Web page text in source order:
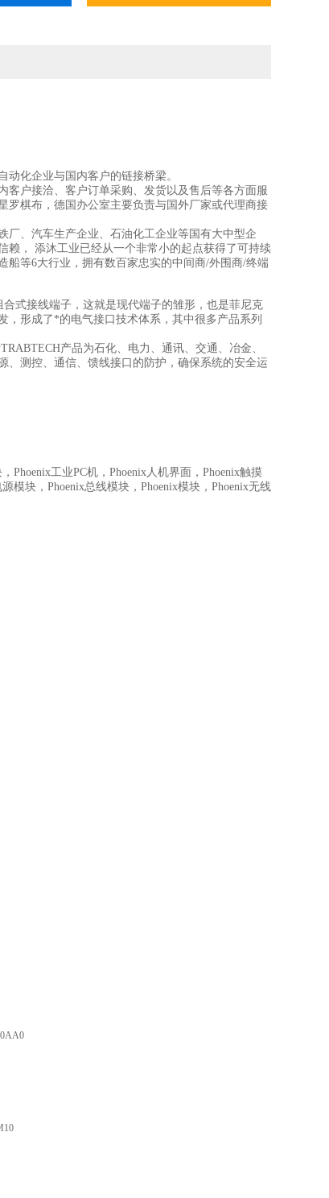
化企业与国内客户的链接桥梁。
客户接洽、客户订单采购、发货以及售后等各方面服
罗棋布，德国办公室主要负责与国外厂家或代理商接
厂、汽车生产企业、石油化工企业等国有大中型企
赖， 添沐工业已经从一个非常小的起点获得了可持续
船等6大行业，拥有数百家忠实的中间商/外围商/终端
合式接线端子，这就是现代端子的雏形，也是菲尼克
，形成了*的电气接口技术体系，其中很多产品系列
产品为石化、电力、通讯、交通、冶金、
、测控、通信、馈线接口的防护，确保系统的安全运
Phoenix工业PC机，Phoenix人机界面，Phoenix触摸
模块，Phoenix总线模块，Phoenix模块，Phoenix无线